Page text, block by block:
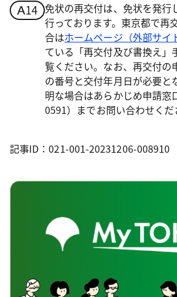
免状の再交付は、免状を発行
行っております。東京都で再
合はホームページ（外部サイ
ている「再交付及び書換え」
覧ください。なお、再交付の
の番号と交付年月日が必要と
明な場合はあらかじめ申請窓
0591）までお問い合わせくだ
記事ID：021-001-20231206-008910